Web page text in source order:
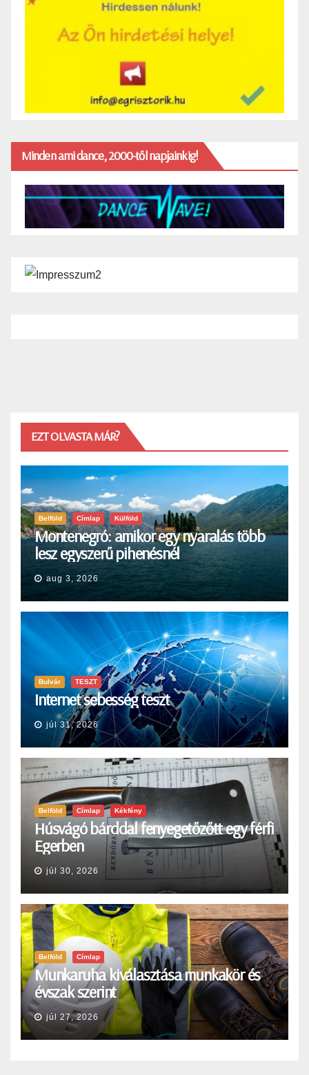
Minden ami dance, 2000-től napjainkig!
EZT OLVASTA MÁR?
Belföld Címlap Külföld
Montenegró: amikor egy nyaralás több
lesz egyszerű pihenésnél
aug 3, 2026
Bulvár TESZT
Internet sebesség teszt
júl 31, 2026
Belföld Címlap Kékfény
Húsvágó bárddal fenyegetőzőtt egy férfi
Egerben
júl 30, 2026
Belföld Címlap
Munkaruha kiválasztása munkakör és
évszak szerint
júl 27, 2026